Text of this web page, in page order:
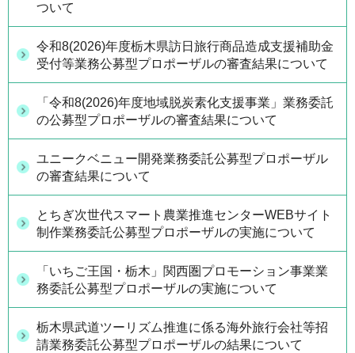
ついて
令和8(2026)年度栃木県訪日旅行商品造成支援補助金
受付等業務公募型プロポーザルの審査結果について
「令和8(2026)年度地域脱炭素化支援事業」業務委託
の公募型プロポーザルの審査結果について
ユニークベニュー開発業務委託公募型プロポーザル
の審査結果について
とちぎ次世代スマート農業推進センターWEBサイト
制作業務委託公募型プロポーザルの実施について
「いちご王国・栃木」関西圏プロモーション事業業
務委託公募型プロポーザルの実施について
栃木県武道ツーリズム推進に係る海外旅行会社等招
請業務委託公募型プロポーザルの結果について